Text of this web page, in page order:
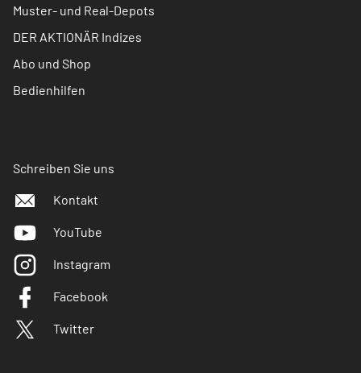
Muster- und Real-Depots
DER AKTIONÄR Indizes
Abo und Shop
Bedienhilfen
Schreiben Sie uns
Kontakt
YouTube
Instagram
Facebook
Twitter